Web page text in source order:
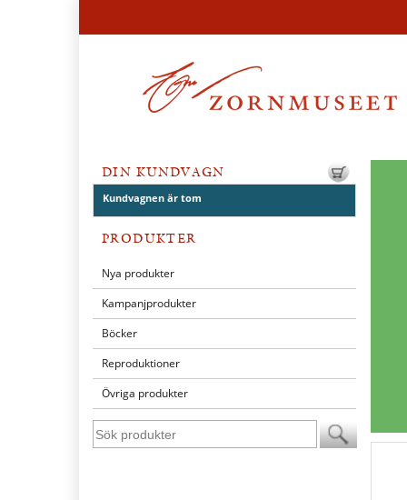
DIN KUNDVAGN
Kundvagnen är tom
PRODUKTER
Nya produkter
Kampanjprodukter
Böcker
Reproduktioner
Övriga produkter